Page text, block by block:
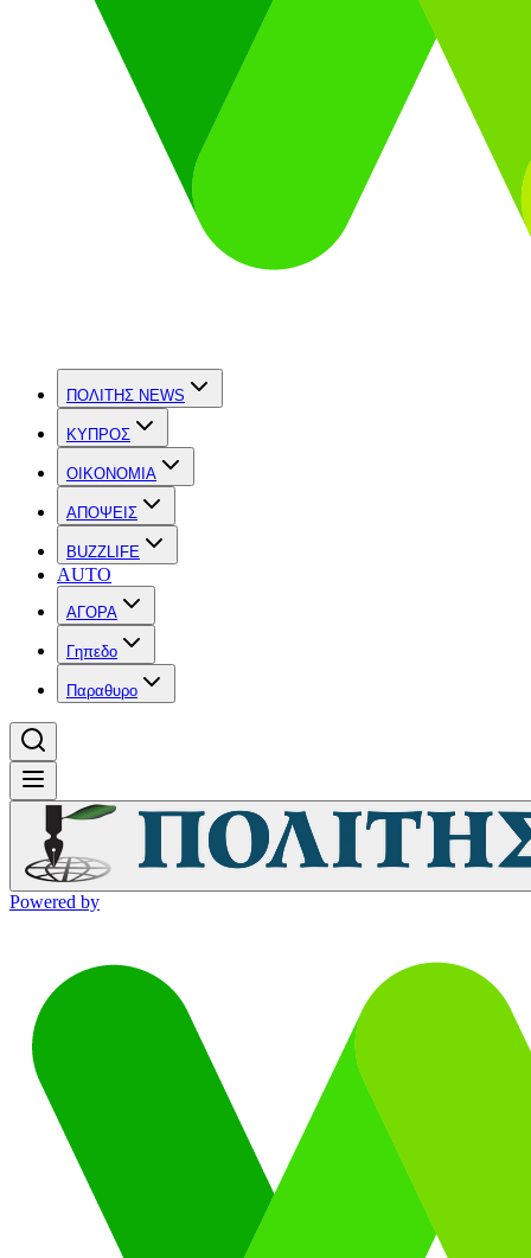
ΠΟΛΙΤΗΣ NEWS
ΚΥΠΡΟΣ
OIKONOMIA
ΑΠΟΨΕΙΣ
BUZZLIFE
AUTO
ΑΓΟΡΑ
Γηπεδο
Παραθυρο
Powered by